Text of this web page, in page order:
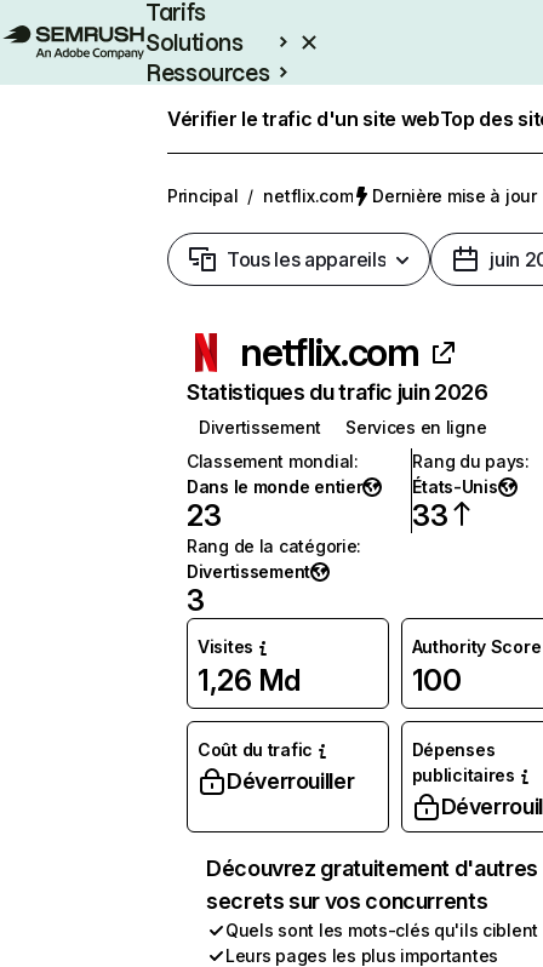
Tarifs
Solutions
Ressources
Vérifier le trafic d'un site webTop des
Principal / netflix.com Dernière mise à jour
Tous les appareils juin
netflix.com
Statistiques du trafic juin 2026
Divertissement
Services en ligne
Classement mondial:
Dans le monde entier
23
Rang du pays:
États-Unis
33
Rang de la catégorie:
Divertissement
3
Visites
1,26 Md
Authority Score
100
Coût du trafic
Déverrouiller
Dépenses
publicitaires
Découvrez gratuitement d'autres
secrets sur vos concurrents
Quels sont les mots-clés qu'ils ciblent
Leurs pages les plus importantes